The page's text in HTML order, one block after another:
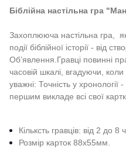
Біблійна настільна гра
Захоплююча настільна гра,
події біблійної історії - від
Об’явлення.Гравці повинні
часовій шкалі, вгадуючи,
уважні: Точність у
першим викладе всі свої
Кільксть гравців: від 2 до 8
Розмір карток 88х55мм.